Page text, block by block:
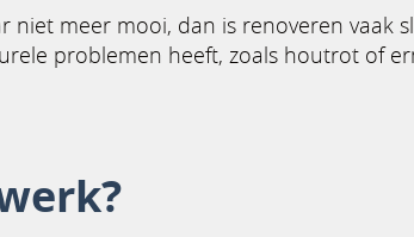
niet meer mooi, dan is renoveren vaak
problemen heeft, zoals houtrot of